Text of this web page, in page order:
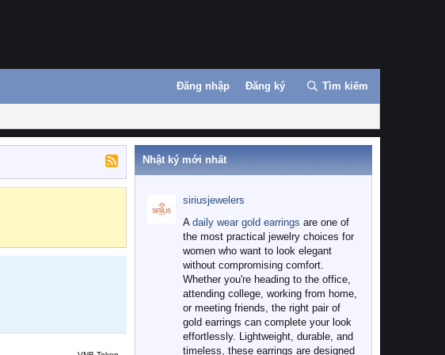
Đăng nhập Đăng ký Tìm kiếm
Nhật ký mới nhất
siriusjewelers
A daily wear gold earrings are one of
the most practical jewelry choices for
women who want to look elegant
without compromising comfort.
Whether you're heading to the office,
attending college, working from home,
or meeting friends, the right pair of
gold earrings can complete your look
effortlessly. Lightweight, durable, and
timeless, these earrings are designed